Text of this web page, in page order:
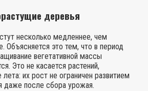
деревья
несколько медленнее, чем
Объясняется это тем, что в период
вегетативной массы
Это не касается растений,
их рост не ограничен развитием
даже после сбора урожая.